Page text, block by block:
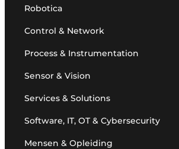
Robotica
Control & Network
Process & Instrumentation
Sensor & Vision
Services & Solutions
Software, IT, OT & Cybersecurity
Mensen & Opleiding